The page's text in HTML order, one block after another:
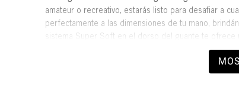
amateur o recreativo, estarás listo para desafiar a
perfectamente a las dimensiones de tu mano,
que amortigua cualquier impacto al rechazar el
ajuste ergonómico que te brinda la comodidad y